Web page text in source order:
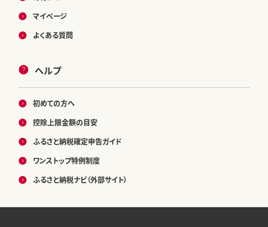
マイページ
よくある質問
ヘルプ
初めての方へ
控除上限金額の目安
ふるさと納税確定申告ガイド
ワンストップ特例制度
ふるさと納税ナビ（外部サイト）